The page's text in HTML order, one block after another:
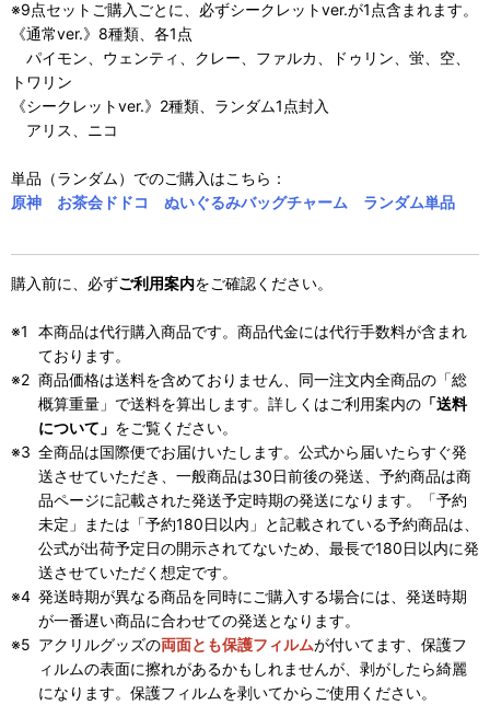
※9点セットご購入ごとに、必ずシークレットver.が1点含まれます。
《通常ver.》8種類、各1点
パイモン、ウェンティ、クレー、ファルカ、ドゥリン、蛍、空、
トワリン
《シークレットver.》2種類、ランダム1点封入
アリス、ニコ
単品（ランダム）でのご購入はこちら：
原神 お茶会ドドコ ぬいぐるみバッグチャーム ランダム単品
購入前に、必ずご利用案内をご確認ください。
本商品は代行購入商品です。商品代金には代行手数料が含まれ
ております。
商品価格は送料を含めておりません、同一注文内全商品の「総
概算重量」で送料を算出します。詳しくはご利用案内の 「送料
について」 をご覧ください。
全商品は国際便でお届けいたします。公式から届いたらすぐ発
送させていただき、一般商品は30日前後の発送、予約商品は商
品ページに記載された発送予定時期の発送になります。「予約
未定」または「予約180日以内」と記載されている予約商品は、
公式が出荷予定日の開示されてないため、最長で180日以内に発
送させていただく想定です。
発送時期が異なる商品を同時にご購入する場合には、発送時期
が一番遅い商品に合わせての発送となります。
アクリルグッズの両面とも保護フィルムが付いてます、保護フ
ィルムの表面に擦れがあるかもしれませんが、剥がしたら綺麗
になります。保護フィルムを剥いてからご使用ください。